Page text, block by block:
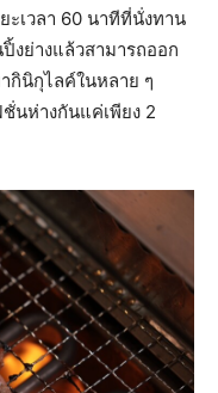
ะเวลา 60 นาทีที่นั่งทาน
งย่างแล้วสามารถออก
กินิกุไลค์ในหลาย ๆ
นห่างกันแค่เพียง 2